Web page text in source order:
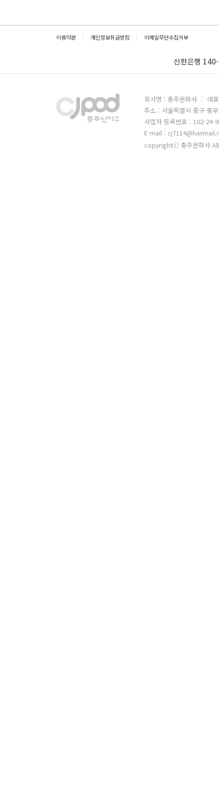
이용약관 개인정보취급방침 이메일무단수집거부
신한은행
회사명 : 충주문화사
대
주소 : 서울특별시 중구 충
사업자 등록번호 : 102-24-
E-mail :
copyrightⓒ 충주문화사